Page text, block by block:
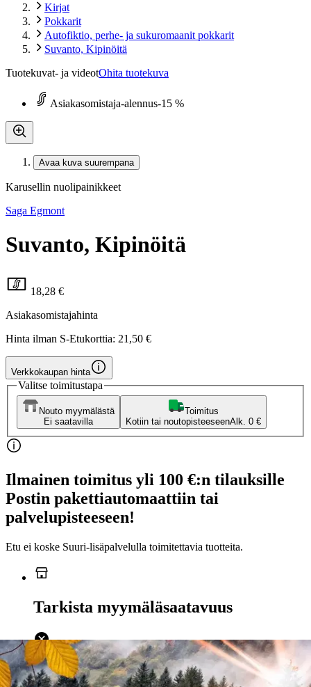
Kirjat
Pokkarit
Autofiktio, perhe- ja sukuromaanit pokkarit
Suvanto, Kipinöitä
Tuotekuvat- ja videotOhita tuotekuva
Asiakasomistaja-alennus-15 %
Avaa kuva suurempana
Karusellin nuolipainikkeet
Saga Egmont
Suvanto, Kipinöitä
18,28 €
Asiakasomistajahinta
Hinta ilman S-Etukorttia: 21,50 €
Verkkokaupan hinta
Valitse toimitustapa
Nouto myymälästä
Ei saatavilla
Toimitus
Kotiin tai noutopisteeseenAlk. 0 €
Ilmainen toimitus yli 100 €:n tilauksille
Postin pakettiautomaattiin tai
palvelupisteeseen!
Etu ei koske Suuri‑lisäpalvelulla toimitettavia tuotteita.
Tarkista myymäläsaatavuus
Ei saatavilla